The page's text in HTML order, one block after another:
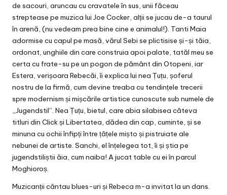
de sacouri, aruncau cu cravatele în sus, unii făceau
streptease pe muzica lui Joe Cocker, alții se jucau de-a taurul
în arenă, (nu vedeam prea bine cine e animalul!). Tanti Maia
adormise cu capul pe masă, vărul Sebi se plictisise și-și tăia,
ordonat, unghiile din care construia apoi palate, tatăl meu se
certa cu frate-su pe un pogon de pământ din Otopeni, iar
Estera, verișoara Rebecăi, îi explica lui nea Țuțu, șoferul
nostru de la firmă, cum devine treaba cu tendințele trecerii
spre modernism și mișcările artistice cunoscute sub numele de
„Jugendstil”. Nea Țuțu, bietul, care abia silabisea câteva
titluri din Click și Libertatea, dădea din cap, cuminte, și se
minuna cu ochii înfipți între țâțele mișto și pistruiate ale
nebunei de artiste. Sanchi, el înțelegea tot, îi și știa pe
jugendstiliștii ăia, cum naiba! A jucat table cu ei în parcul
Moghioroș.
Muzicanții cântau blues-uri și Rebeca m-a invitat la un dans.